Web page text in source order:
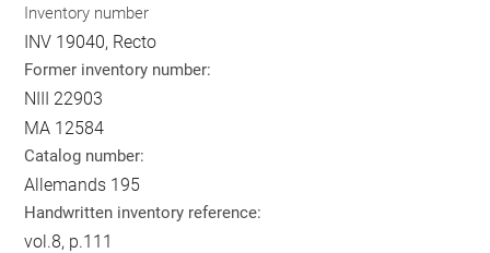
Inventory number
INV 19040, Recto
Former inventory number:
NIII 22903
MA 12584
Catalog number:
Allemands 195
Handwritten inventory reference:
vol.8, p.111